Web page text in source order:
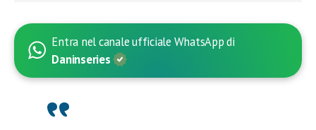
Entra nel canale ufficiale WhatsApp di
Daninseries